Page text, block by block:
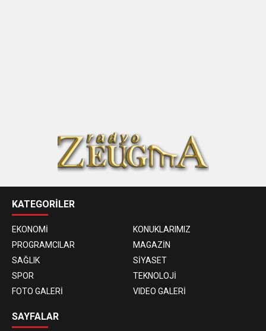
KATEGORİLER
EKONOMİ
KONUKLARIMIZ
PROGRAMCILAR
MAGAZİN
SAĞLIK
SİYASET
SPOR
TEKNOLOJİ
FOTO GALERİ
VIDEO GALERİ
SAYFALAR